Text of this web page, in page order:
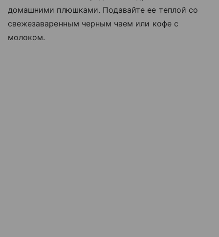
домашними плюшками. Подавайте ее теплой со
свежезаваренным черным чаем или кофе с
молоком.